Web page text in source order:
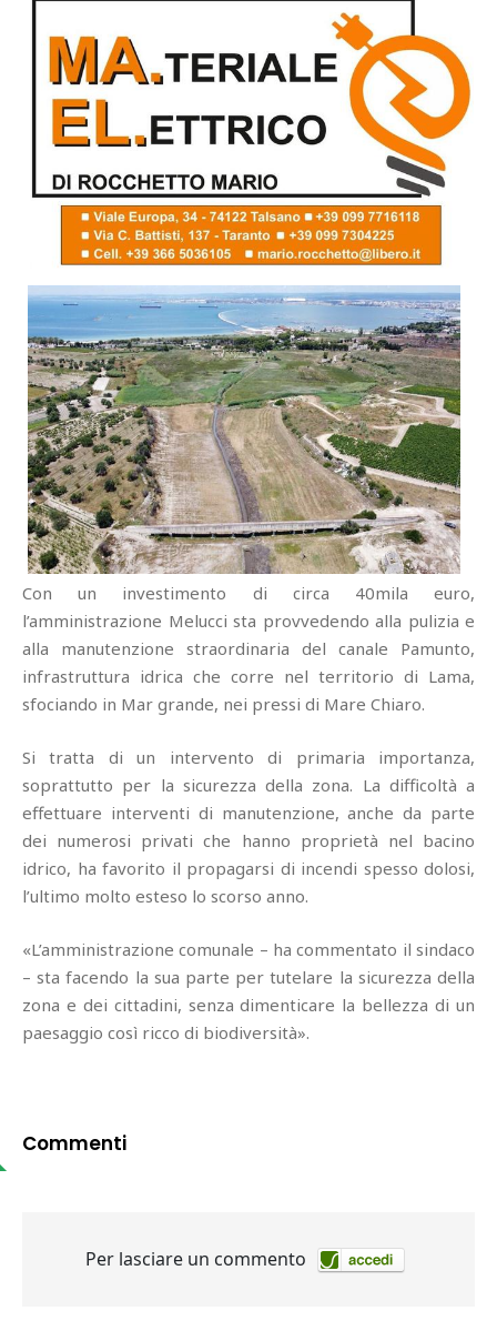
Con un investimento di circa 40mila euro,
l’amministrazione Melucci sta provvedendo alla pulizia e
alla manutenzione straordinaria del canale Pamunto,
infrastruttura idrica che corre nel territorio di Lama,
sfociando in Mar grande, nei pressi di Mare Chiaro.
Si tratta di un intervento di primaria importanza,
soprattutto per la sicurezza della zona. La difficoltà a
effettuare interventi di manutenzione, anche da parte
dei numerosi privati che hanno proprietà nel bacino
idrico, ha favorito il propagarsi di incendi spesso dolosi,
l’ultimo molto esteso lo scorso anno.
«L’amministrazione comunale – ha commentato il sindaco
– sta facendo la sua parte per tutelare la sicurezza della
zona e dei cittadini, senza dimenticare la bellezza di un
paesaggio così ricco di biodiversità».
Commenti